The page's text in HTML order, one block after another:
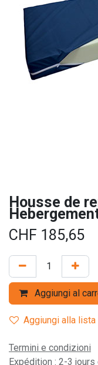
Housse de
CHF 185,65
Aggiungi al
Aggiungi alla
Termini e condizioni
Expédition : 2-3 jours